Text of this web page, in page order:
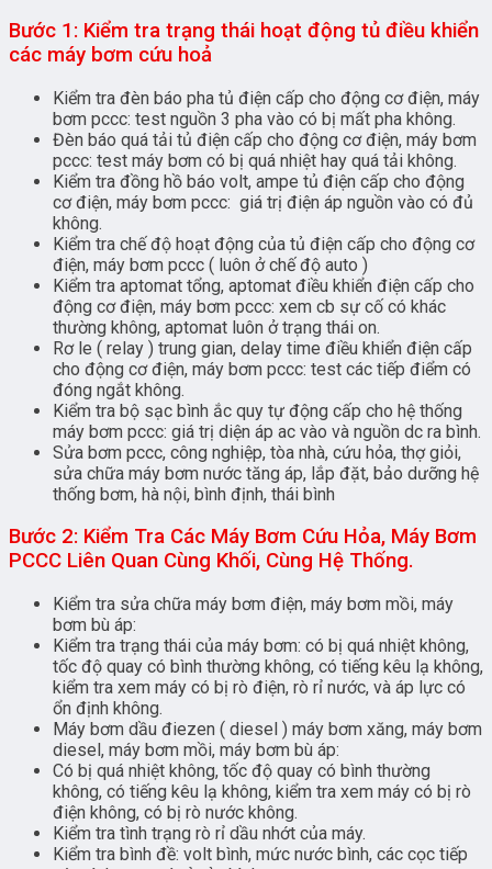
Bước 1: Kiểm tra trạng thái hoạt động tủ điều khiển
các máy bơm cứu hoả
Kiểm tra đèn báo pha tủ điện cấp cho động cơ điện, máy
bơm pccc: test nguồn 3 pha vào có bị mất pha không.
Đèn báo quá tải tủ điện cấp cho động cơ điện, máy bơm
pccc: test máy bơm có bị quá nhiệt hay quá tải không.
Kiểm tra đồng hồ báo volt, ampe tủ điện cấp cho động
cơ điện, máy bơm pccc: giá trị điện áp nguồn vào có đủ
không.
Kiểm tra chế độ hoạt động của tủ điện cấp cho động cơ
điện, máy bơm pccc ( luôn ở chế độ auto )
Kiểm tra aptomat tổng, aptomat điều khiển điện cấp cho
động cơ điện, máy bơm pccc: xem cb sự cố có khác
thường không, aptomat luôn ở trạng thái on.
Rơ le ( relay ) trung gian, delay time điều khiển điện cấp
cho động cơ điện, máy bơm pccc: test các tiếp điểm có
đóng ngắt không.
Kiểm tra bộ sạc bình ắc quy tự động cấp cho hệ thống
máy bơm pccc: giá trị diện áp ac vào và nguồn dc ra bình.
Sửa bơm pccc, công nghiệp, tòa nhà, cứu hỏa, thợ giỏi,
sửa chữa máy bơm nước tăng áp, lắp đặt, bảo dưỡng hệ
thống bơm, hà nội, bình định, thái bình
Bước 2: Kiểm Tra Các Máy Bơm Cứu Hỏa, Máy Bơm
PCCC Liên Quan Cùng Khối, Cùng Hệ Thống.
Kiểm tra sửa chữa máy bơm điện, máy bơm mồi, máy
bơm bù áp:
Kiểm tra trạng thái của máy bơm: có bị quá nhiệt không,
tốc độ quay có bình thường không, có tiếng kêu lạ không,
kiểm tra xem máy có bị rò điện, rò rỉ nước, và áp lực có
ổn định không.
Máy bơm dầu điezen ( diesel ) máy bơm xăng, máy bơm
diesel, máy bơm mồi, máy bơm bù áp:
Có bị quá nhiệt không, tốc độ quay có bình thường
không, có tiếng kêu lạ không, kiểm tra xem máy có bị rò
điện không, có bị rò nước không.
Kiểm tra tình trạng rò rỉ dầu nhớt của máy.
Kiểm tra bình đề: volt bình, mức nước bình, các cọc tiếp